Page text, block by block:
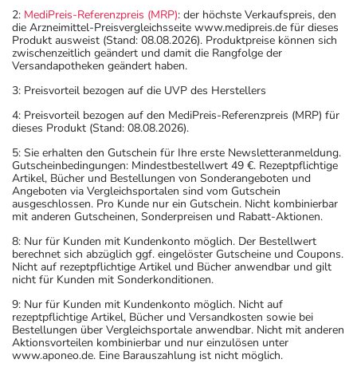
2: MediPreis-Referenzpreis (MRP): der höchste Verkaufspreis, den
die Arzneimittel-Preisvergleichsseite www.medipreis.de für dieses
Produkt ausweist (Stand: 08.08.2026). Produktpreise können sich
zwischenzeitlich geändert und damit die Rangfolge der
Versandapotheken geändert haben.
3: Preisvorteil bezogen auf die UVP des Herstellers
4: Preisvorteil bezogen auf den MediPreis-Referenzpreis (MRP) für
dieses Produkt (Stand: 08.08.2026).
5: Sie erhalten den Gutschein für Ihre erste Newsletteranmeldung.
Gutscheinbedingungen: Mindestbestellwert 49 €. Rezeptpflichtige
Artikel, Bücher und Bestellungen von Sonderangeboten und
Angeboten via Vergleichsportalen sind vom Gutschein
ausgeschlossen. Pro Kunde nur ein Gutschein. Nicht kombinierbar
mit anderen Gutscheinen, Sonderpreisen und Rabatt-Aktionen.
8: Nur für Kunden mit Kundenkonto möglich. Der Bestellwert
berechnet sich abzüglich ggf. eingelöster Gutscheine und Coupons.
Nicht auf rezeptpflichtige Artikel und Bücher anwendbar und gilt
nicht für Kunden mit Sonderkonditionen.
9: Nur für Kunden mit Kundenkonto möglich. Nicht auf
rezeptpflichtige Artikel, Bücher und Versandkosten sowie bei
Bestellungen über Vergleichsportale anwendbar. Nicht mit anderen
Aktionsvorteilen kombinierbar und nur einzulösen unter
www.aponeo.de. Eine Barauszahlung ist nicht möglich.